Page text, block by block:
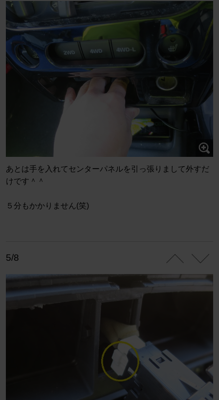
あとは手を入れてセンターパネルを引っ張りまして外すだ
けです＾＾
５分もかかりません(笑)
5/8